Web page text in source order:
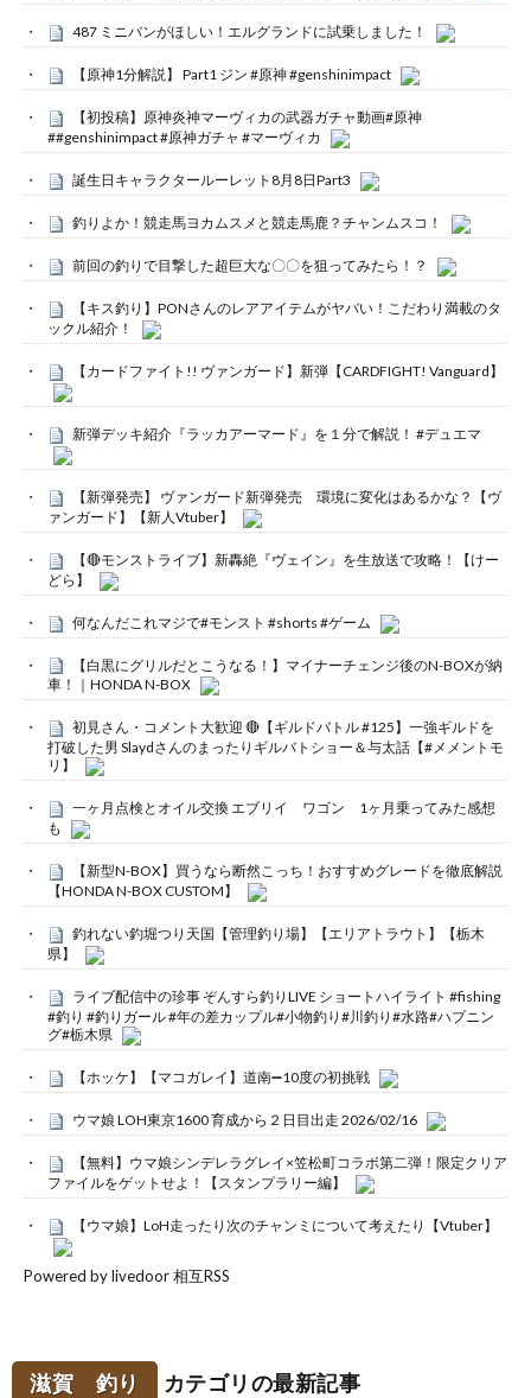
487 ミニバンがほしい！エルグランドに試乗しました！
【原神1分解説】 Part1 ジン #原神 #genshinimpact
【初投稿】原神炎神マーヴィカの武器ガチャ動画#原神
##genshinimpact #原神ガチャ #マーヴィカ
誕生日キャラクタールーレット8月8日Part3
釣りよか！競走馬ヨカムスメと競走馬鹿？チャンムスコ！
前回の釣りで目撃した超巨大な〇〇を狙ってみたら！？
【キス釣り】PONさんのレアアイテムがヤバい！こだわり満載のタ
ックル紹介！
【カードファイト!! ヴァンガード】新弾【CARDFIGHT! Vanguard】
新弾デッキ紹介『ラッカアーマード』を１分で解説！ #デュエマ
【新弾発売】 ヴァンガード新弾発売 環境に変化はあるかな？【ヴ
ァンガード】【新人Vtuber】
【🔴モンストライブ】新轟絶『ヴェイン』を生放送で攻略！【けー
どら】
何なんだこれマジで#モンスト #shorts #ゲーム
【白黒にグリルだとこうなる！】マイナーチェンジ後のN-BOXが納
車！｜HONDA N-BOX
初見さん・コメント大歓迎 🔴【ギルドバトル #125】一強ギルドを
打破した男 Slaydさんのまったりギルバトショー＆与太話【#メメントモ
リ】
一ヶ月点検とオイル交換 エブリイ ワゴン 1ヶ月乗ってみた感想
も
【新型N-BOX】買うなら断然こっち！おすすめグレードを徹底解説
【HONDA N-BOX CUSTOM】
釣れない釣堀つり天国【管理釣り場】【エリアトラウト】【栃木
県】
ライブ配信中の珍事 ぞんすら釣りLIVE ショートハイライト #fishing
#釣り #釣りガール #年の差カップル#小物釣り#川釣り#水路#ハプニン
グ#栃木県
【ホッケ】【マコガレイ】道南➖10度の初挑戦
ウマ娘 LOH東京1600 育成から２日目出走 2026/02/16
【無料】ウマ娘シンデレラグレイ×笠松町コラボ第二弾！限定クリア
ファイルをゲットせよ！【スタンプラリー編】
【ウマ娘】LoH走ったり次のチャンミについて考えたり【Vtuber】
Powered by livedoor 相互RSS
滋賀 釣り カテゴリの最新記事